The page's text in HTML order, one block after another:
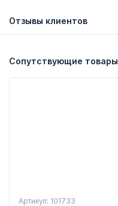
Отзывы клиентов
Сопутствующие товары
Артикул: 101733